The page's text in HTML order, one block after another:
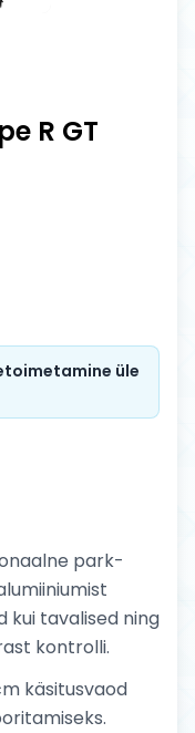
R GT
üle
park-
kui tavalised ning
kontrolli.
käsitusvaod